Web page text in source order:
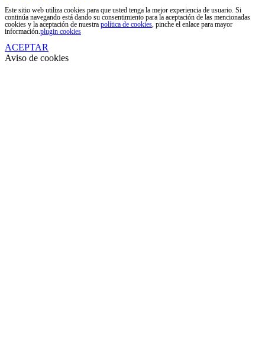
Este sitio web utiliza cookies para que usted tenga la mejor experiencia de usuario. Si
continúa navegando está dando su consentimiento para la aceptación de las mencionadas
cookies y la aceptación de nuestra política de cookies , pinche el enlace para mayor
información. plugin cookies
ACEPTAR
Aviso de cookies